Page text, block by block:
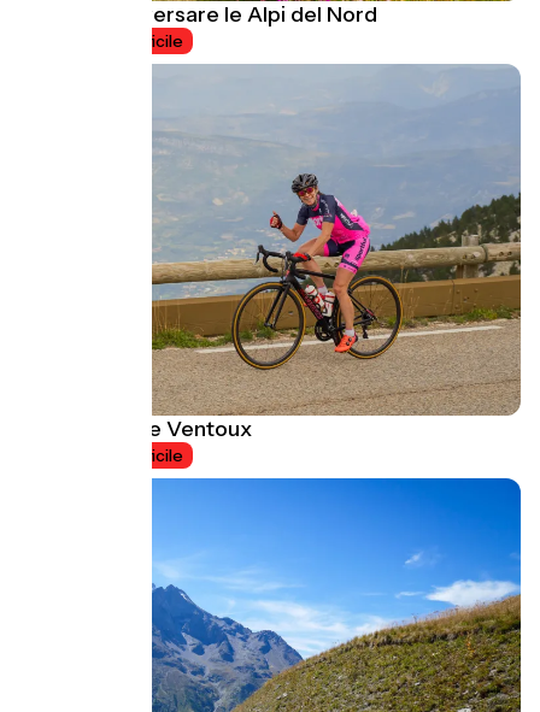
Ghiaia: attraversare le Alpi del Nord
Difficile
Alpi segrete e Ventoux
Difficile